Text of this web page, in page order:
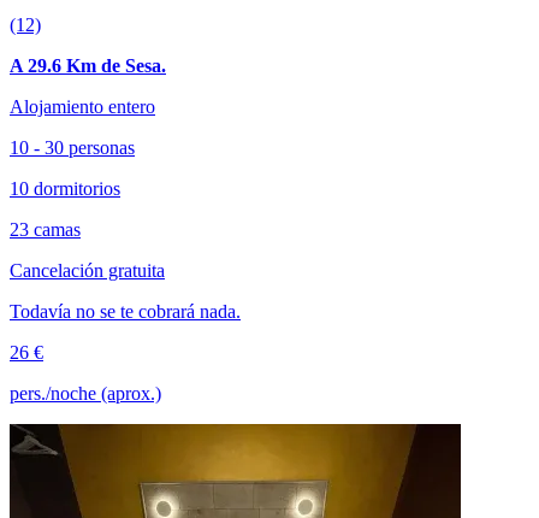
(12)
A 29.6 Km de Sesa.
Alojamiento entero
10 - 30 personas
10 dormitorios
23 camas
Cancelación gratuita
Todavía no se te cobrará nada.
26 €
pers./noche (aprox.)